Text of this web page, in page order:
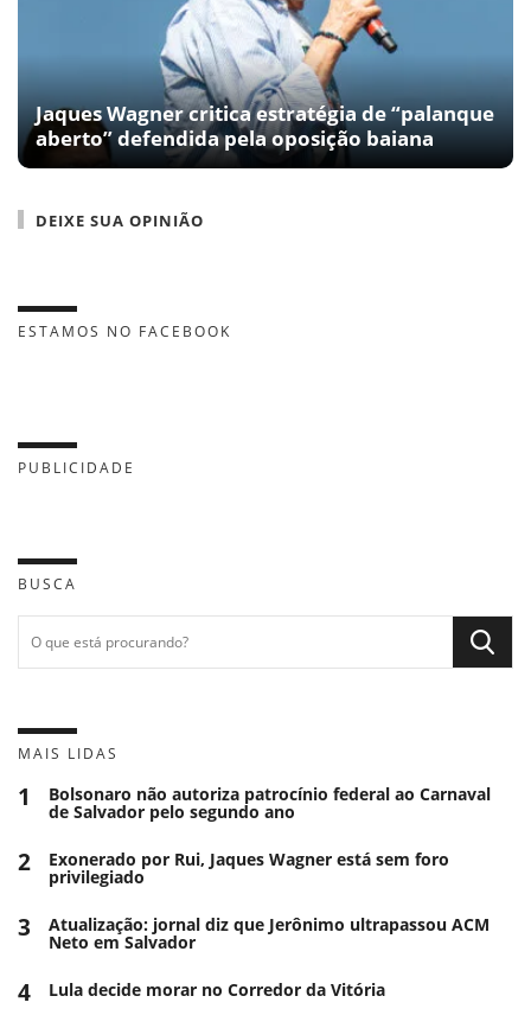
Jaques Wagner critica estratégia de “palanque
aberto” defendida pela oposição baiana
DEIXE SUA OPINIÃO
ESTAMOS NO FACEBOOK
PUBLICIDADE
BUSCA
MAIS LIDAS
1 Bolsonaro não autoriza patrocínio federal ao Carnaval
de Salvador pelo segundo ano
2 Exonerado por Rui, Jaques Wagner está sem foro
privilegiado
3 Atualização: jornal diz que Jerônimo ultrapassou ACM
Neto em Salvador
4 Lula decide morar no Corredor da Vitória